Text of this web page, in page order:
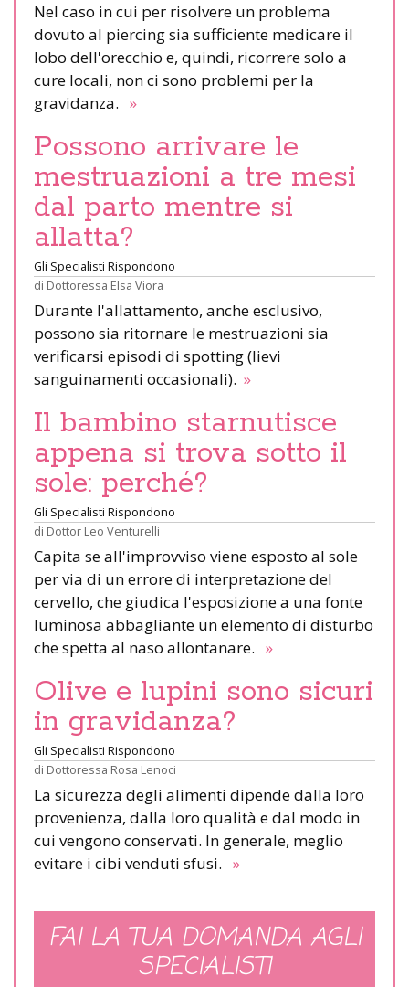
Nel caso in cui per risolvere un problema
dovuto al piercing sia sufficiente medicare il
lobo dell'orecchio e, quindi, ricorrere solo a
cure locali, non ci sono problemi per la
gravidanza. »
Possono arrivare le
mestruazioni a tre mesi
dal parto mentre si
allatta?
Gli Specialisti Rispondono
di Dottoressa Elsa Viora
Durante l'allattamento, anche esclusivo,
possono sia ritornare le mestruazioni sia
verificarsi episodi di spotting (lievi
sanguinamenti occasionali). »
Il bambino starnutisce
appena si trova sotto il
sole: perché?
Gli Specialisti Rispondono
di Dottor Leo Venturelli
Capita se all'improvviso viene esposto al sole
per via di un errore di interpretazione del
cervello, che giudica l'esposizione a una fonte
luminosa abbagliante un elemento di disturbo
che spetta al naso allontanare. »
Olive e lupini sono sicuri
in gravidanza?
Gli Specialisti Rispondono
di Dottoressa Rosa Lenoci
La sicurezza degli alimenti dipende dalla loro
provenienza, dalla loro qualità e dal modo in
cui vengono conservati. In generale, meglio
evitare i cibi venduti sfusi. »
FAI LA TUA DOMANDA AGLI
SPECIALISTI